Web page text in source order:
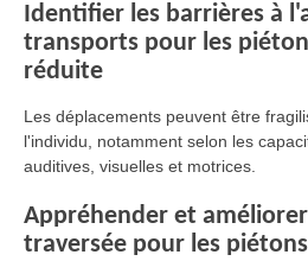
Identifier les barrières à
transports pour les
réduite
Les déplacements peuvent être
l'individu, notamment selon les
auditives, visuelles et motrices.
Appréhender et
traversée pour les